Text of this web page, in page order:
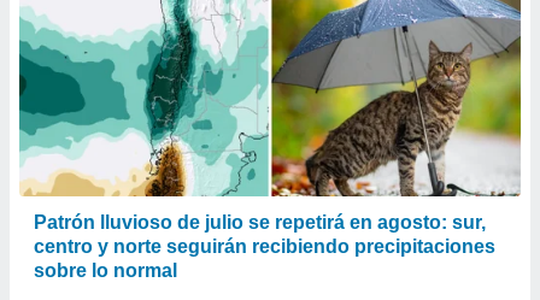
Patrón lluvioso de julio se repetirá en agosto: sur,
centro y norte seguirán recibiendo precipitaciones
sobre lo normal